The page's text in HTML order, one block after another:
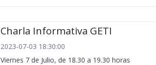
Charla Informativa GETI
2023-07-03 18:30:00
Viernes 7 de Julio, de 18.30 a 19.30 horas